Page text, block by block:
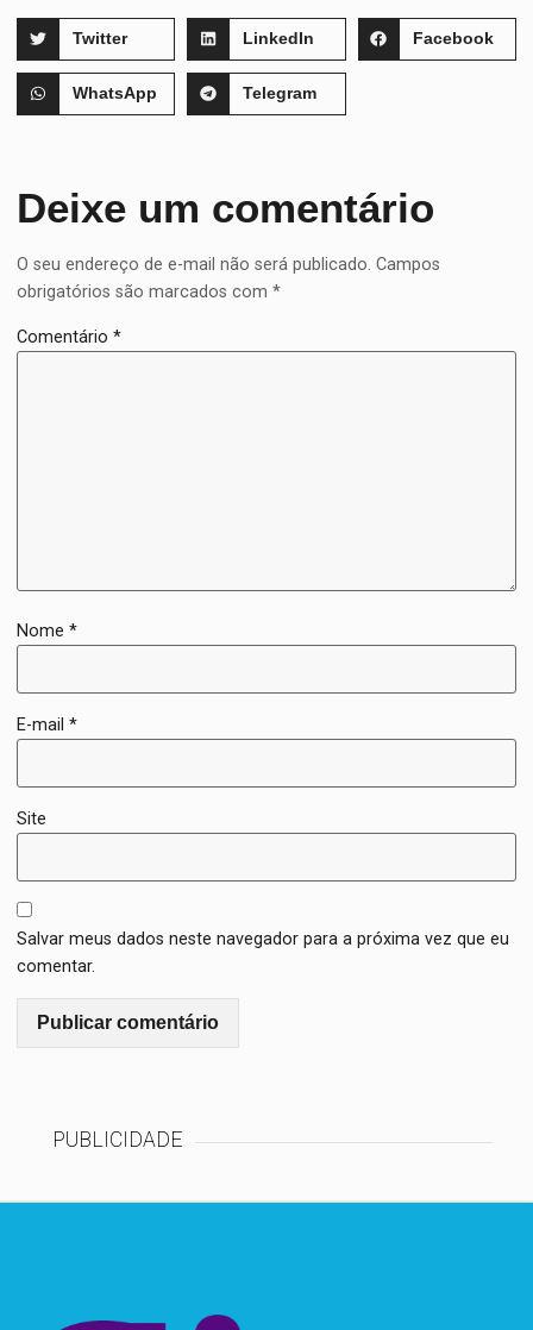
Twitter LinkedIn Facebook
WhatsApp Telegram
Deixe um comentário
O seu endereço de e-mail não será publicado. Campos
obrigatórios são marcados com*
Comentário*
Nome*
E-mail*
Site
Salvar meus dados neste navegador para a próxima vez que eu
comentar.
PUBLICIDADE